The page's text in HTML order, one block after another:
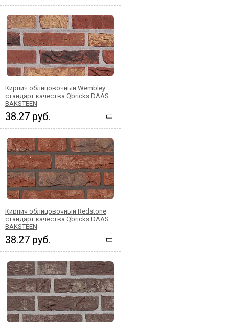
Кирпич облицовочный Wembley
стандарт качества Qbricks DAAS
BAKSTEEN
38.27 руб.
Кирпич облицовочный Redstone
стандарт качества Qbricks DAAS
BAKSTEEN
38.27 руб.